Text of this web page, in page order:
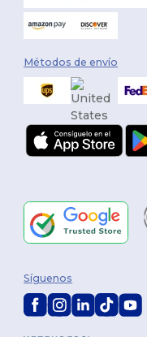
Métodos de envío
Síguenos